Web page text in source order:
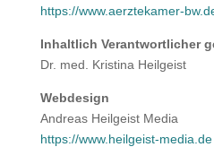
https://www.aerztekamer-
Inhaltlich Verantwortlicher
Dr. med. Kristina Heilgeist
Webdesign
Andreas Heilgeist Media
https://www.heilgeist-media.de